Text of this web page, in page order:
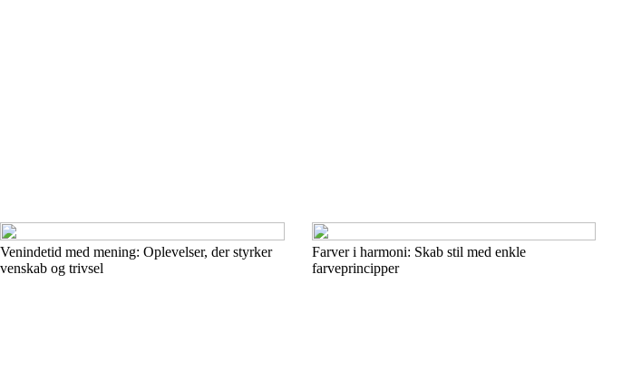
Venindetid med mening: Oplevelser, der styrker
venskab og trivsel
Farver i harmoni: Skab stil med enkle
farveprincipper